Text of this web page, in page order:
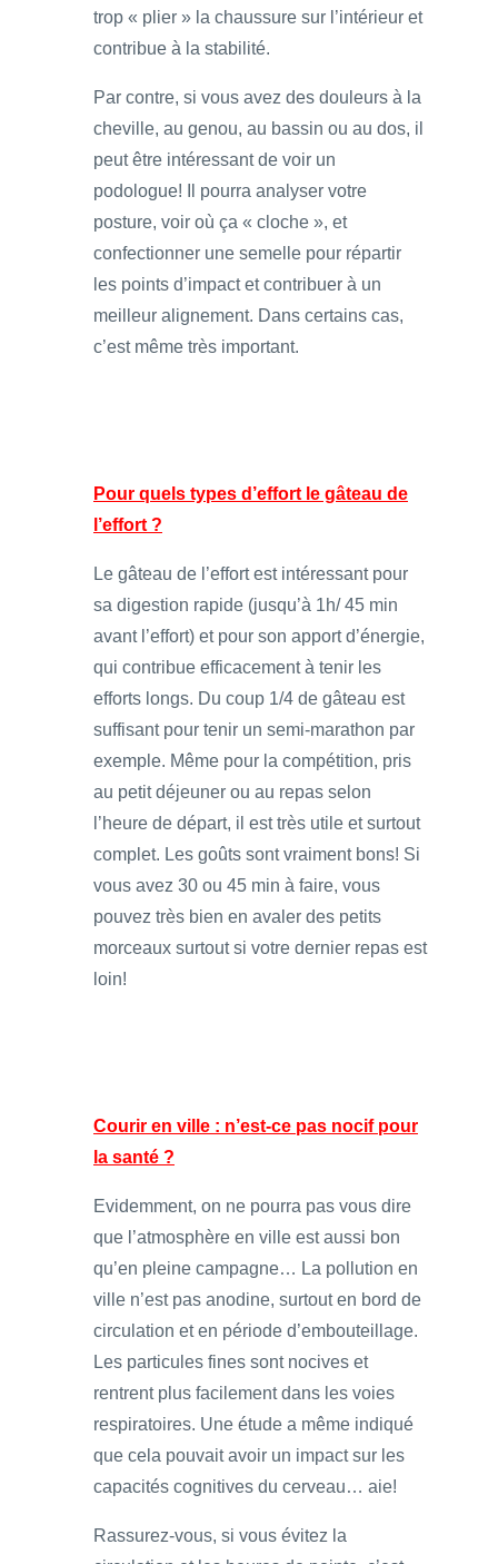
trop « plier » la chaussure sur l’intérieur et
contribue à la stabilité.
Par contre, si vous avez des douleurs à la
cheville, au genou, au bassin ou au dos, il
peut être intéressant de voir un
podologue! Il pourra analyser votre
posture, voir où ça « cloche », et
confectionner une semelle pour répartir
les points d’impact et contribuer à un
meilleur alignement. Dans certains cas,
c’est même très important.
Pour quels types d’effort le gâteau de
l’effort ?
Le gâteau de l’effort est intéressant pour
sa digestion rapide (jusqu’à 1h/ 45 min
avant l’effort) et pour son apport d’énergie,
qui contribue efficacement à tenir les
efforts longs. Du coup 1/4 de gâteau est
suffisant pour tenir un semi-marathon par
exemple. Même pour la compétition, pris
au petit déjeuner ou au repas selon
l’heure de départ, il est très utile et surtout
complet. Les goûts sont vraiment bons! Si
vous avez 30 ou 45 min à faire, vous
pouvez très bien en avaler des petits
morceaux surtout si votre dernier repas est
loin!
Courir en ville : n’est-ce pas nocif pour
la santé ?
Evidemment, on ne pourra pas vous dire
que l’atmosphère en ville est aussi bon
qu’en pleine campagne… La pollution en
ville n’est pas anodine, surtout en bord de
circulation et en période d’embouteillage.
Les particules fines sont nocives et
rentrent plus facilement dans les voies
respiratoires. Une étude a même indiqué
que cela pouvait avoir un impact sur les
capacités cognitives du cerveau… aie!
Rassurez-vous, si vous évitez la